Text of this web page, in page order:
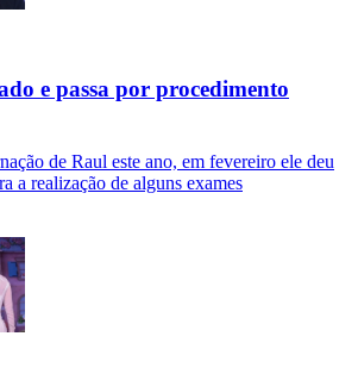
e passa por procedimento
de Raul este ano, em fevereiro ele deu
a realização de alguns exames